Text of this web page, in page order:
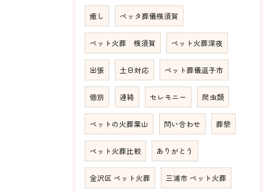
癒し ペッタ葬儀横須賀
ペット火葬 横須賀 ペット火葬深夜
出張 土日対応 ペット葬儀逗子市
個別 連絡 セレモニー 爬虫類
ペットの火葬葉山 問い合わせ 葬祭
ペット火葬比較 ありがとう
金沢区 ペット火葬 三浦市 ペット火葬